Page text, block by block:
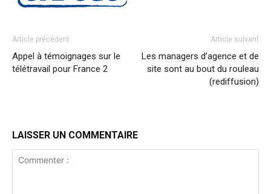
Article précédent
Appel à témoignages sur le
télétravail pour France 2
Article suivant
Les managers d’agence et de
site sont au bout du rouleau
(rediffusion)
LAISSER UN COMMENTAIRE